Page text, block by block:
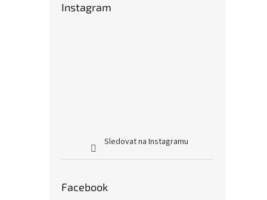
Instagram
Sledovat na Instagramu
Facebook